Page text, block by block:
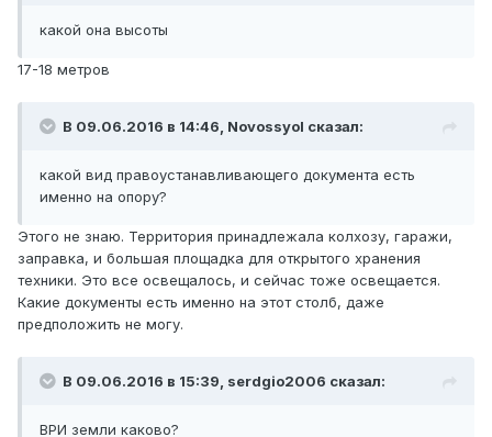
какой она высоты
17-18 метров
В 09.06.2016 в 14:46, Novossyol сказал:
какой вид правоустанавливающего документа есть
именно на опору?
Этого не знаю. Территория принадлежала колхозу, гаражи,
заправка, и большая площадка для открытого хранения
техники. Это все освещалось, и сейчас тоже освещается.
Какие документы есть именно на этот столб, даже
предположить не могу.
В 09.06.2016 в 15:39, serdgio2006 сказал:
ВРИ земли каково?